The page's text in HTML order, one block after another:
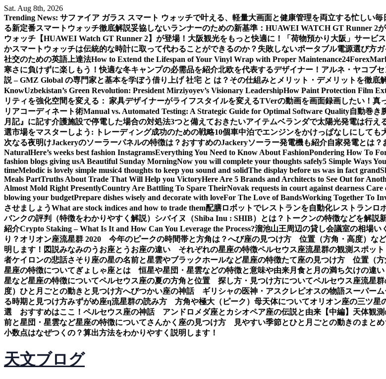
Skip
to
content
Sat. Aug 8th, 2026
Trending News: サファイア ガラス スマート ウォッチで叶える、軽量大画面と健康管理を両立する忙しい毎
る新定番スマートウォッチ徹底解説妥協しないランナーのための新基準：HUAWEI WATCH GT Runner 2
ウォッチ【HUAWEI Watch GT Runner 2】が登場！ 大阪観光をもっと快適に！「荷物預かり大阪」サービ
かスマートウォッチは伝統的な時計に取って代わることができるのか？ 失敗しないポータブル電源選び方ガ
社交のための英語上達法How to Extend the Lifespan of Your Vinyl Wrap with Proper Maintenance
寒さに負けずに楽しもう！快適な冬キャンプの必需品を紹介北欧を代表するデザイナー！アルネ・ヤコブ
説 – GMZ Global の専門家と基本を学ぼう借り上げ 社宅 と は？その仕組みとメリット・デメリットを徹底
KnowUzbekistan’s Green Revolution: President Mirziyoyev’s Visionary LeadershipHow Paint Protection Film
リティを強化空間を変える： 家具デザイナーがライフスタイルを変えるTVerの動画を画面録画したい！真
リアコーディネート術Manual vs. Automated Testing: A Strategic Guide for Optimal Software Quality自動巻き
月記』に記す介護施設で停電した場合の対処法3つと備えておきたいアイテムベランダで太陽光発電は行え
選市場をマスターしよう: トレーディング成功のための戦略10個車中泊でエンジンをかけっぱなしにしても
次なる夜明けJackeryのソーラーパネルの特徴は？おすすめのJackeryソーラー発電機も紹介自家発電とは？
NaturalHere’s weeks best fashion InstagramsEverything You Need to Know About FashionPondering How To
fashion blogs giving usA Beautiful Sunday MorningNow you will complete your thoughts safely5 Simple Ways
timeMelodic is lovely simple music4 thoughts to keep you sound and solidThe display before us was in fact grand
Meals PartTruths About Trade That Will Help you VictoryHere Are 5 Brands and Architects to See Out for
Almost Mold Right PresentlyCountry Are Battling To Spare TheirNovak requests in court against dearness Care
blowing your budgetPrepare dishes wisely and decorate with loveFor The Love of BandsWorking Together To
させましょうWhat are stock indices and how to trade them配膳ロボットでレストランを自動化レストランロ
バンクの評判（特徴をわかりやすく解説） シバイヌ（Shiba Inu : SHIB）とは？トークンの特徴などを解説
紹介Crypto Staking – What Is It and How Can You Leverage the Process?溜池山王周辺の貸し会議室の相場い
り？オリオン座流星群 2020 今年のピークの時間帯と方角は？へび座の見つけ方 位置（方角・高度）な
明します！図説みなみのうお座とうお座の違い それぞれの星座の特徴ペルセウス座流星群の観測スポッ
者ケイロンの悲話さそり座の星の名前と星雲やブラックホールなど星座の特徴たて座の見つけ方 位置（方
星座の特徴についてぎょしゃ座とは 恒星や星団・星雲などの特徴と意味や由来月食と月の満ち欠けの違
星など星座の特徴についてペルセウス座の夏の方角と位置 探し方・見つけ方についてペルセウス座流星
度）ひと月ごとの動きと見つけ方へびつかい座の神話 ギリシャの医神・アスクレピオスの物語スーパー
る時期と見つけ方みずがめ座η流星群の読み方 方角や極大（ピーク）母天体についてオリオン座の三ツ星
選 おすすめはここ！ ペルセウス座の神話 アンドロメダ座とカシオペア座の伝説と由来【中編】 天体観
前と星団・星雲など星座の特徴についてさんかく座の見つけ方 見やすい季節とひと月ごとの動きのまとめ
小数点はなぜつくの？算出方法をわかりやすく説明します！
天文ブログ